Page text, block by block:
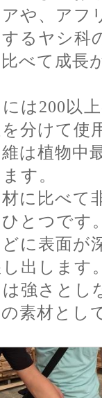
や、アフ
るヤシ科
べて成長
は200以
分けて使
は植物中
す。
に比べて
とつです
に表面が
出します
強さとし
の素材とし